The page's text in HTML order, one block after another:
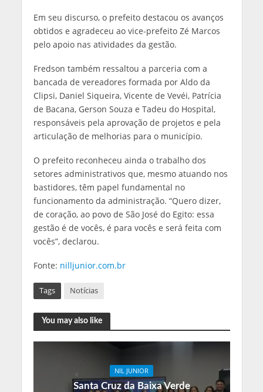
Em seu discurso, o prefeito destacou os avanços
obtidos e agradeceu ao vice-prefeito Zé Marcos
pelo apoio nas atividades da gestão.
Fredson também ressaltou a parceria com a
bancada de vereadores formada por Aldo da
Clipsi, Daniel Siqueira, Vicente de Vevéi, Patrícia
de Bacana, Gerson Souza e Tadeu do Hospital,
responsáveis pela aprovação de projetos e pela
articulação de melhorias para o município.
O prefeito reconheceu ainda o trabalho dos
setores administrativos que, mesmo atuando nos
bastidores, têm papel fundamental no
funcionamento da administração. “Quero dizer,
de coração, ao povo de São José do Egito: essa
gestão é de vocês, é para vocês e será feita com
vocês”, declarou.
Fonte: nilljunior.com.br
Tags Notícias
You may also like
NIL JUNIOR
Santa Cruz da Baixa Verde